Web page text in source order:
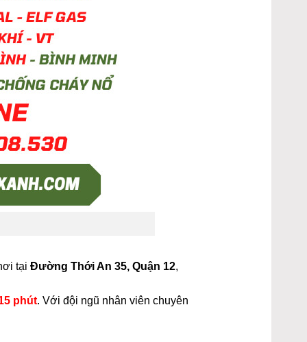
tạiĐường Thới An 35, Quận 12,
phút. Với đội ngũ nhân viên chuyên